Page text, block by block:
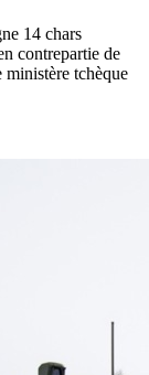
14 chars
contrepartie de
tchèque